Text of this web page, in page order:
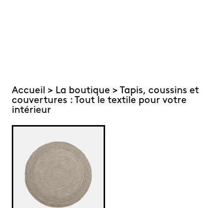
Accueil > La boutique > Tapis, coussins et
couvertures : Tout le textile pour votre
intérieur